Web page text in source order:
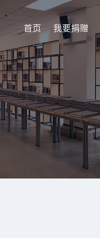
首页 我要捐赠